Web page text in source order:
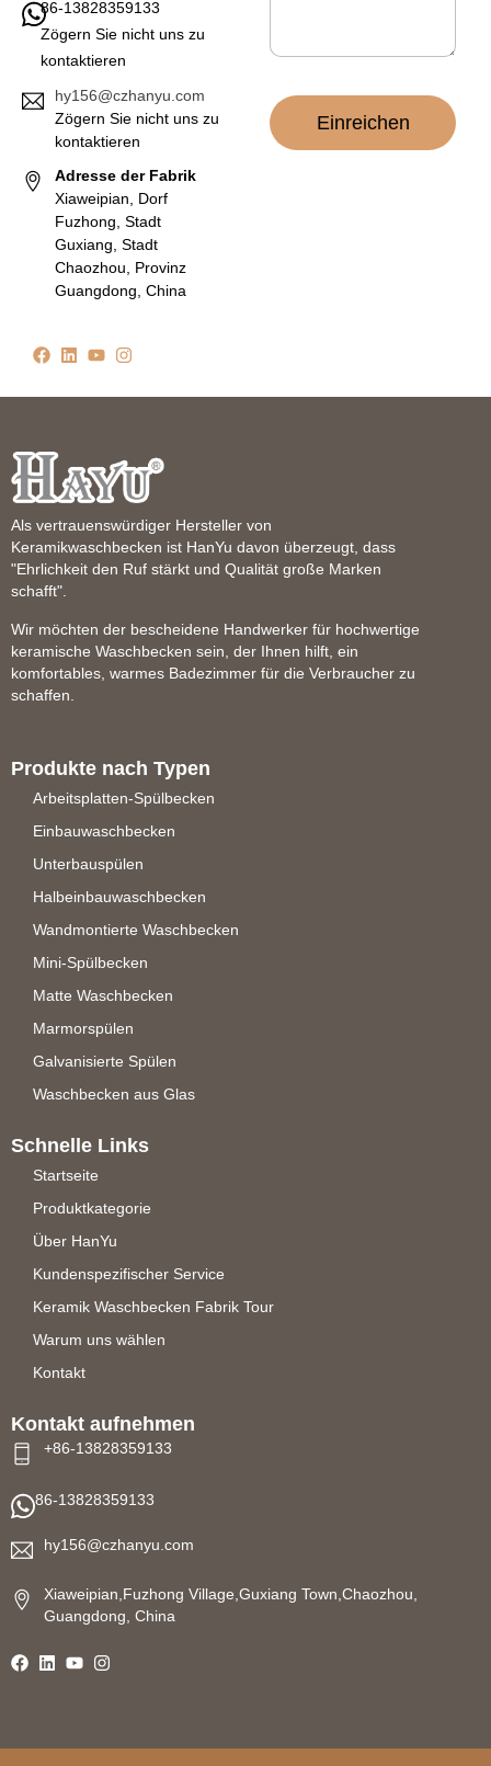
86-13828359133
Zögern Sie nicht uns zu
kontaktieren
hy156@czhanyu.com
Zögern Sie nicht uns zu
kontaktieren
Adresse der Fabrik
Xiaweipian, Dorf
Fuzhong, Stadt
Guxiang, Stadt
Chaozhou, Provinz
Guangdong, China
Einreichen
Als vertrauenswürdiger Hersteller von
Keramikwaschbecken ist HanYu davon überzeugt, dass
"Ehrlichkeit den Ruf stärkt und Qualität große Marken
schafft".
Wir möchten der bescheidene Handwerker für hochwertige
keramische Waschbecken sein, der Ihnen hilft, ein
komfortables, warmes Badezimmer für die Verbraucher zu
schaffen.
Produkte nach Typen
Arbeitsplatten-Spülbecken
Einbauwaschbecken
Unterbauspülen
Halbeinbauwaschbecken
Wandmontierte Waschbecken
Mini-Spülbecken
Matte Waschbecken
Marmorspülen
Galvanisierte Spülen
Waschbecken aus Glas
Schnelle Links
Startseite
Produktkategorie
Über HanYu
Kundenspezifischer Service
Keramik Waschbecken Fabrik Tour
Warum uns wählen
Kontakt
Kontakt aufnehmen
+86-13828359133
86-13828359133
hy156@czhanyu.com
Xiaweipian,Fuzhong Village,Guxiang Town,Chaozhou,
Guangdong, China